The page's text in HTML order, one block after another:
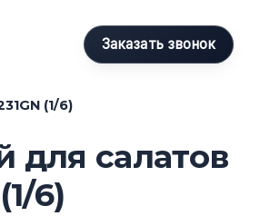
Заказать звонок
(1/6)
для салатов
6)